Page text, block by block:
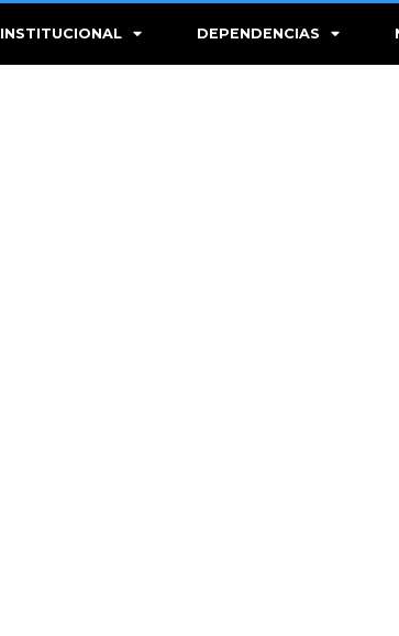
INSTITUCIONAL DEPENDENCIAS